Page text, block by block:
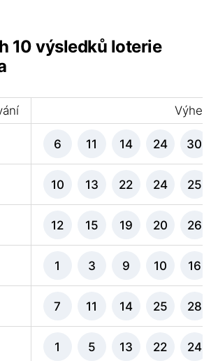
10 výsledků loterie
6 11 14 24 30
10 13 22 24 25
12 15 19 20 26
1 3 9 10 16
7 11 14 25 28
1 5 13 22 24